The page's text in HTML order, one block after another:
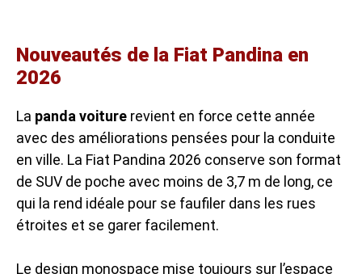
Nouveautés de la Fiat Pandina en
2026
La panda voiture revient en force cette année
avec des améliorations pensées pour la conduite
en ville. La Fiat Pandina 2026 conserve son format
de SUV de poche avec moins de 3,7 m de long, ce
qui la rend idéale pour se faufiler dans les rues
étroites et se garer facilement.
Le design monospace mise toujours sur l’espace